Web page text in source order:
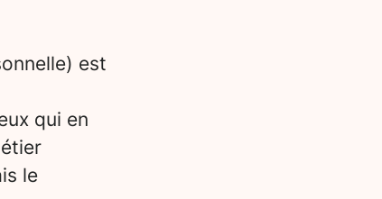
est
qui en
le